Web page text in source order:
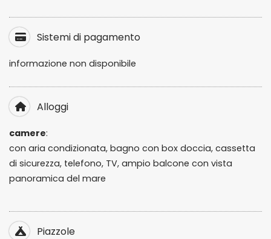
Sistemi di pagamento
informazione non disponibile
Alloggi
camere:
con aria condizionata, bagno con box doccia, cassetta
di sicurezza, telefono, TV, ampio balcone con vista
panoramica del mare
Piazzole